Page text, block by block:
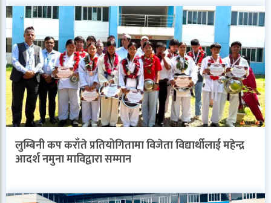
लुम्बिनी कप कराँते प्रतियोगितामा विजेता विद्यार्थीलाई महेन्द्र
आदर्श नमुना माविद्वारा सम्मान